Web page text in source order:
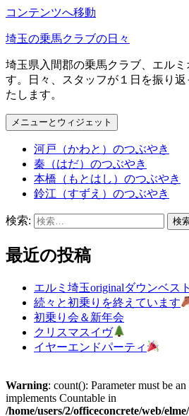
コンテンツへ移動
埼玉の乗馬クラブの日々
埼玉県入間郡の乗馬クラブ、エル
す。日々、スタッフが１日を振り
たします。
メニューとウィジェット
河戸（かわと）のつぶやき
秦（はだ）のつぶやき
本橋（もとはし）のつぶやき
鈴江（すずえ）のつぶやき
検索:
最近の投稿
エルミ埼玉originalダウンベスト
続々と初乗りを終えています
初乗り会＆新年会
クリスマスイヴ
イヤーエンドパーティ
Warning: count(): Parameter must be
implements Countable in
/home/users/2/officeconcrete/web/